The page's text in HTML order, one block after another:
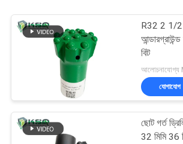
R32 2 1/2
বিট
আলোচনাযোগ্য
যোগাযোগ
ছোট গর্ত
32 মিমি 36